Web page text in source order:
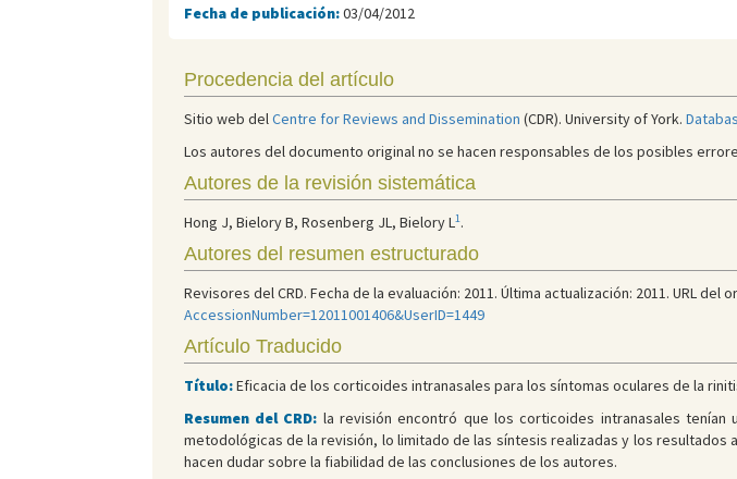
Fecha de publicación:03/04/2012
Procedencia del artículo
Sitio web delCentre for Reviews and Dissemination (CDR). University of York.
Los autores del documento original no se hacen responsables de los posibles
Autores de la revisión sistemática
Hong J, Bielory B, Rosenberg JL, Bielory L1.
Autores del resumen estructurado
Revisores del CRD. Fecha de la evaluación: 2011. Última actualización: 2011. URL del
AccessionNumber=12011001406&UserID=1449
Artículo Traducido
Título:Eficacia de los corticoides intranasales para los síntomas oculares de la
Resumen del CRD: la revisión encontró que los corticoides intranasales
metodológicas de la revisión, lo limitado de las síntesis realizadas y los
hacen dudar sobre la fiabilidad de las conclusiones de los autores.